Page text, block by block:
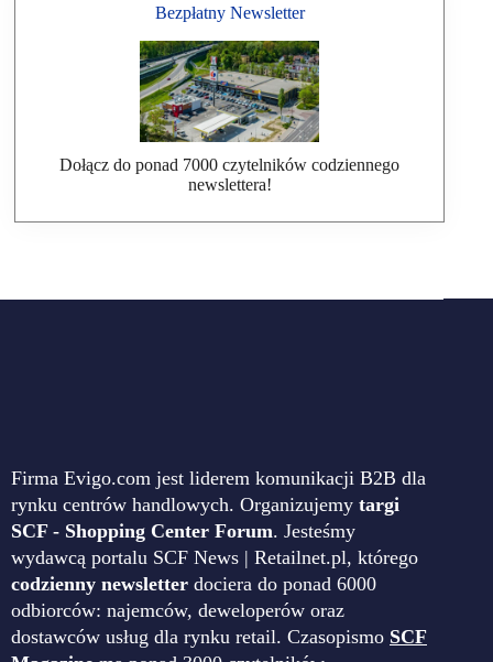
Bezpłatny Newsletter
Dołącz do ponad 7000 czytelników codziennego
newslettera!
Firma Evigo.com jest liderem komunikacji B2B dla
rynku centrów handlowych. Organizujemy targi
SCF - Shopping Center Forum. Jesteśmy
wydawcą portalu SCF News | Retailnet.pl, którego
codzienny newsletter dociera do ponad 6000
odbiorców: najemców, deweloperów oraz
dostawców usług dla rynku retail. Czasopismo SCF